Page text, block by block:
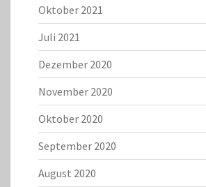
Oktober 2021
Juli 2021
Dezember 2020
November 2020
Oktober 2020
September 2020
August 2020